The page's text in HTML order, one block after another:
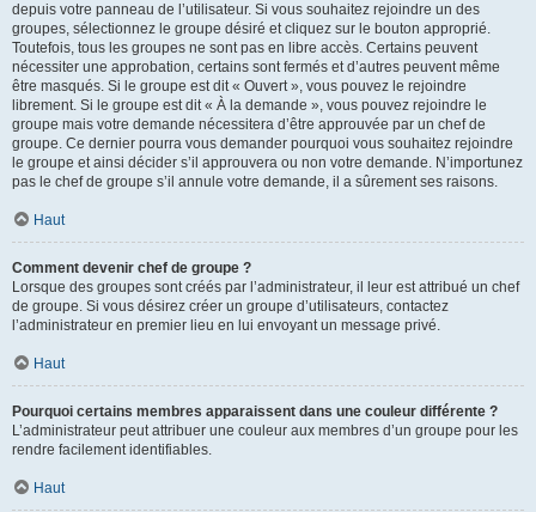
depuis votre panneau de l’utilisateur. Si vous souhaitez rejoindre un des
groupes, sélectionnez le groupe désiré et cliquez sur le bouton approprié.
Toutefois, tous les groupes ne sont pas en libre accès. Certains peuvent
nécessiter une approbation, certains sont fermés et d’autres peuvent même
être masqués. Si le groupe est dit « Ouvert », vous pouvez le rejoindre
librement. Si le groupe est dit « À la demande », vous pouvez rejoindre le
groupe mais votre demande nécessitera d’être approuvée par un chef de
groupe. Ce dernier pourra vous demander pourquoi vous souhaitez rejoindre
le groupe et ainsi décider s’il approuvera ou non votre demande. N’importunez
pas le chef de groupe s’il annule votre demande, il a sûrement ses raisons.
Haut
Comment devenir chef de groupe ?
Lorsque des groupes sont créés par l’administrateur, il leur est attribué un chef
de groupe. Si vous désirez créer un groupe d’utilisateurs, contactez
l’administrateur en premier lieu en lui envoyant un message privé.
Haut
Pourquoi certains membres apparaissent dans une couleur différente ?
L’administrateur peut attribuer une couleur aux membres d’un groupe pour les
rendre facilement identifiables.
Haut